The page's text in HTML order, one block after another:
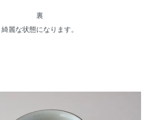
裏
綺麗な状態になります。